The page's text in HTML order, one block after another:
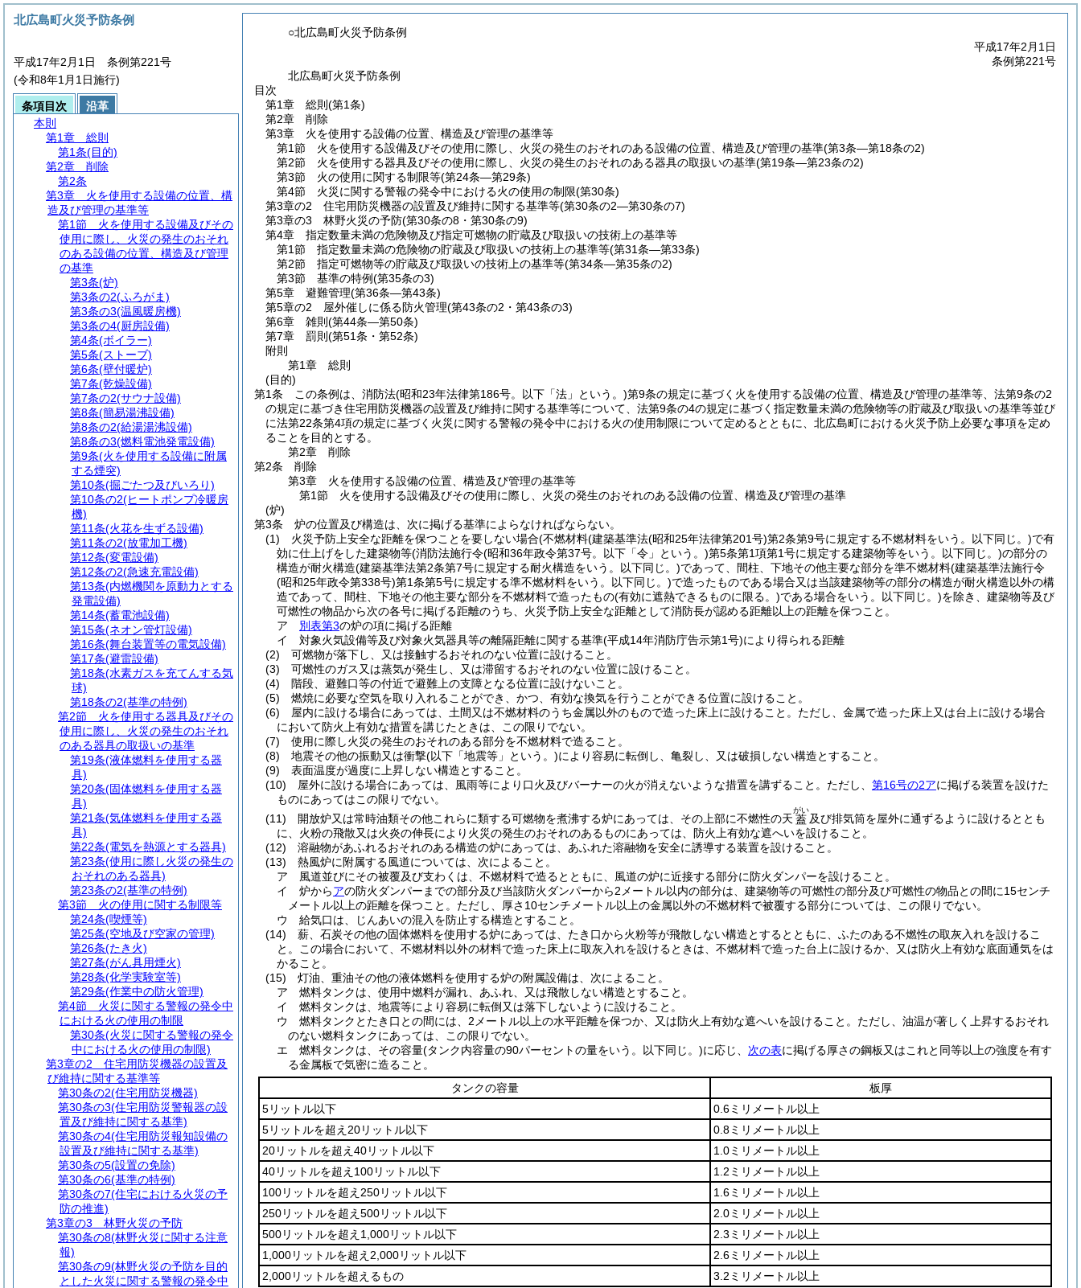
○北広島町火災予防条例
平成17年2月1日
条例第221号
北広島町火災予防条例
目次
第1章
総則 (第1条)
第2章
削除
第3章
火を使用する設備の位置、構造及び管理の基準等
第1節
火を使用する設備及びその使用に際し、火災の発生のおそれのある設備の位置、構造及び管理の基準(第3条―第18条の2)
第2節
火を使用する器具及びその使用に際し、火災の発生のおそれのある器具の取扱いの基準(第19条―第23条の2)
第3節
火の使用に関する制限等(第24条―第29条)
第4節
火災に関する警報の発令中における火の使用の制限(第30条)
第3章の2
住宅用防災機器の設置及び維持に関する基準等(第30条の2―第30条の7)
第3章の3
林野火災の予防(第30条の8・第30条の9)
第4章
指定数量未満の危険物及び指定可燃物の貯蔵及び取扱いの技術上の基準等
第1節
指定数量未満の危険物の貯蔵及び取扱いの技術上の基準等(第31条―第33条)
第2節
指定可燃物等の貯蔵及び取扱いの技術上の基準等(第34条―第35条の2)
第3節
基準の特例(第35条の3)
第5章
避難管理(第36条―第43条)
第5章の2
屋外催しに係る防火管理(第43条の2・第43条の3)
第6章
雑則 (第44条―第50条)
第7章
罰則 (第51条・第52条)
附則
第1章
総則
(目的)
第1条
この条例は、消防法(昭和23年法律第186号。以下「法」という。)第9条の規定に基づく火を使用する設備の位置、構造及び管理の基準等、法第9条の2
の規定に基づき住宅用防災機器の設置及び維持に関する基準等について、法第9条の4の規定に基づく指定数量未満の危険物等の貯蔵及び取扱いの基準等並び
に法第22条第4項の規定に基づく火災に関する警報の発令中における火の使用制限について定めるとともに、北広島町における火災予防上必要な事項を定め
ることを目的とする。
第2章
削除
第2条
削除
第3章
火を使用する設備の位置、構造及び管理の基準等
第1節
火を使用する設備及びその使用に際し、火災の発生のおそれのある設備の位置、構造及び管理の基準
(炉)
第3条
炉の位置及び構造は、次に掲げる基準によらなければならない。
(1)
火災予防上安全な距離を保つことを要しない場合(不燃材料(建築基準法(昭和25年法律第201号)第2条第9号に規定する不燃材料をいう。以下同じ。)で有
効に仕上げをした建築物等(消防法施行令(昭和36年政令第37号。以下「令」という。)第5条第1項第1号に規定する建築物等をいう。以下同じ。)の部分の
構造が耐火構造(建築基準法第2条第7号に規定する耐火構造をいう。以下同じ。)であって、間柱、下地その他主要な部分を準不燃材料(建築基準法施行令
(昭和25年政令第338号)第1条第5号に規定する準不燃材料をいう。以下同じ。)で造ったものである場合又は当該建築物等の部分の構造が耐火構造以外の構
造であって、間柱、下地その他主要な部分を不燃材料で造ったもの(有効に遮熱できるものに限る。)である場合をいう。以下同じ。)を除き、建築物等及び
可燃性の物品から次の各号に掲げる距離のうち、火災予防上安全な距離として消防長が認める距離以上の距離を保つこと。
ア
別表第3の炉の項に掲げる距離
イ
対象火気設備等及び対象火気器具等の離隔距離に関する基準(平成14年消防庁告示第1号)により得られる距離
(2)
可燃物が落下し、又は接触するおそれのない位置に設けること。
(3)
可燃性のガス又は蒸気が発生し、又は滞留するおそれのない位置に設けること。
(4)
階段、避難口等の付近で避難上の支障となる位置に設けないこと。
(5)
燃焼に必要な空気を取り入れることができ、かつ、有効な換気を行うことができる位置に設けること。
(6)
屋内に設ける場合にあっては、土間又は不燃材料のうち金属以外のもので造った床上に設けること。 ただし、金属で造った床上又は台上に設ける場合
において防火上有効な措置を講じたときは、この限りでない。
(7)
使用に際し火災の発生のおそれのある部分を不燃材料で造ること。
(8)
地震その他の振動又は衝撃(以下「地震等」という。)により容易に転倒し、亀裂し、又は破損しない構造とすること。
(9)
表面温度が過度に上昇しない構造とすること。
(10)
屋外に設ける場合にあっては、風雨等により口火及びバーナーの火が消えないような措置を講ずること。 ただし、 第16号の2アに掲げる装置を設けた
ものにあってはこの限りでない。
(11)
開放炉又は常時油類その他これらに類する可燃物を煮沸する炉にあっては、その上部に不燃性の天 蓋
がい
及び排気筒を屋外に通ずるように設けるととも
に、火粉の飛散又は火炎の伸長により火災の発生のおそれのあるものにあっては、防火上有効な遮へいを設けること。
(12)
溶融物があふれるおそれのある構造の炉にあっては、あふれた溶融物を安全に誘導する装置を設けること。
(13)
熱風炉に附属する風道については、次によること。
ア
風道並びにその被覆及び支わくは、不燃材料で造るとともに、風道の炉に近接する部分に防火ダンパーを設けること。
イ
炉からアの防火ダンパーまでの部分及び当該防火ダンパーから2メートル以内の部分は、建築物等の可燃性の部分及び可燃性の物品との間に15センチ
メートル以上の距離を保つこと。 ただし、厚さ10センチメートル以上の金属以外の不燃材料で被覆する部分については、この限りでない。
ウ
給気口は、じんあいの混入を防止する構造とすること。
(14)
薪、石炭その他の固体燃料を使用する炉にあっては、たき口から火粉等が飛散しない構造とするとともに、ふたのある不燃性の取灰入れを設けるこ
と。
この場合において、不燃材料以外の材料で造った床上に取灰入れを設けるときは、不燃材料で造った台上に設けるか、又は防火上有効な底面通気をは
かること。
(15)
灯油、重油その他の液体燃料を使用する炉の附属設備は、次によること。
ア
燃料タンクは、使用中燃料が漏れ、あふれ、又は飛散しない構造とすること。
イ
燃料タンクは、地震等により容易に転倒又は落下しないように設けること。
ウ
燃料タンクとたき口との間には、2メートル以上の水平距離を保つか、又は防火上有効な遮へいを設けること。 ただし、油温が著しく上昇するおそれ
のない燃料タンクにあっては、この限りでない。
エ
燃料タンクは、その容量(タンク内容量の90パーセントの量をいう。以下同じ。)に応じ、 次の表に掲げる厚さの鋼板又はこれと同等以上の強度を有す
る金属板で気密に造ること。
タンクの容量
板厚
5リットル以下
0.6ミリメートル以上
5リットルを超え20リットル以下
0.8ミリメートル以上
20リットルを超え40リットル以下
1.0ミリメートル以上
40リットルを超え100リットル以下
1.2ミリメートル以上
100リットルを超え250リットル以下
1.6ミリメートル以上
250リットルを超え500リットル以下
2.0ミリメートル以上
500リットルを超え1,000リットル以下
2.3ミリメートル以上
1,000リットルを超え2,000リットル以下
2.6ミリメートル以上
2,000リットルを超えるもの
3.2ミリメートル以上
北広島町火災予防条例
平成17年2月1日 条例第221号
(令和8年1月1日施行)
条項目次
沿革
本則
第1章
総則
第1条(目的)
第2章
削除
第2条
第3章
火を使用する設備の位置、構
造及び管理の基準等
第1節
火を使用する設備及びその
使用に際し、火災の発生のおそれ
のある設備の位置、構造及び管理
の基準
第3条(炉)
第3条の2(ふろがま)
第3条の3(温風暖房機)
第3条の4(厨房設備)
第4条(ボイラー)
第5条(ストーブ)
第6条(壁付暖炉)
第7条(乾燥設備)
第7条の2(サウナ設備)
第8条(簡易湯沸設備)
第8条の2(給湯湯沸設備)
第8条の3(燃料電池発電設備)
第9条(火を使用する設備に附属
する煙突)
第10条(掘ごたつ及びいろり)
第10条の2(ヒートポンプ冷暖房
機)
第11条(火花を生ずる設備)
第11条の2(放電加工機)
第12条(変電設備)
第12条の2(急速充電設備)
第13条(内燃機関を原動力とする
発電設備)
第14条(蓄電池設備)
第15条(ネオン管灯設備)
第16条(舞台装置等の電気設備)
第17条(避雷設備)
第18条(水素ガスを充てんする気
球)
第18条の2(基準の特例)
第2節
火を使用する器具及びその
使用に際し、火災の発生のおそれ
のある器具の取扱いの基準
第19条(液体燃料を使用する器
具)
第20条(固体燃料を使用する器
具)
第21条(気体燃料を使用する器
具)
第22条(電気を熱源とする器具)
第23条(使用に際し火災の発生の
おそれのある器具)
第23条の2(基準の特例)
第3節
火の使用に関する制限等
第24条(喫煙等)
第25条(空地及び空家の管理)
第26条(たき火)
第27条(がん具用煙火)
第28条(化学実験室等)
第29条(作業中の防火管理)
第4節
火災に関する警報の発令中
における火の使用の制限
第30条(火災に関する警報の発令
中における火の使用の制限)
第3章の2
住宅用防災機器の設置及
び維持に関する基準等
第30条の2(住宅用防災機器)
第30条の3(住宅用防災警報器の設
置及び維持に関する基準)
第30条の4(住宅用防災報知設備の
設置及び維持に関する基準)
第30条の5(設置の免除)
第30条の6(基準の特例)
第30条の7(住宅における火災の予
防の推進)
第3章の3
林野火災の予防
第30条の8(林野火災に関する注意
報)
第30条の9(林野火災の予防を目的
とした火災に関する警報の発令中